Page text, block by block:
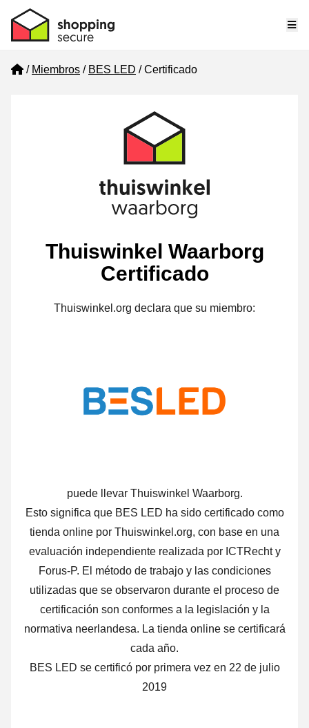
Home
Miembros BES LED Certificado
Thuiswinkel Waarborg
Certificado
Thuiswinkel.org declara que su miembro:
puede llevar Thuiswinkel Waarborg.
Esto significa que BES LED ha sido certificado como
tienda online por Thuiswinkel.org, con base en una
evaluación independiente realizada por ICTRecht y
Forus-P. El método de trabajo y las condiciones
utilizadas que se observaron durante el proceso de
certificación son conformes a la legislación y la
normativa neerlandesa. La tienda online se certificará
cada año.
BES LED se certificó por primera vez en 22 de julio
2019